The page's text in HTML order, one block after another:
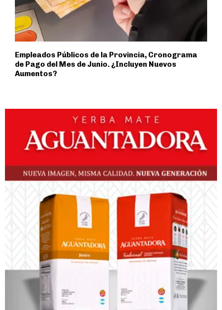
Empleados Públicos de la Provincia, Cronograma
de Pago del Mes de Junio. ¿Incluyen Nuevos
Aumentos?